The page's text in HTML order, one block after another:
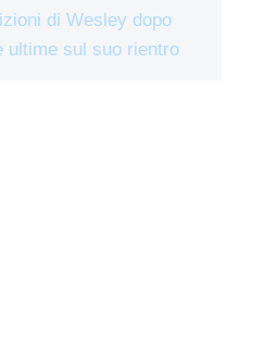
di Wesley dopo
ultime sul suo rientro